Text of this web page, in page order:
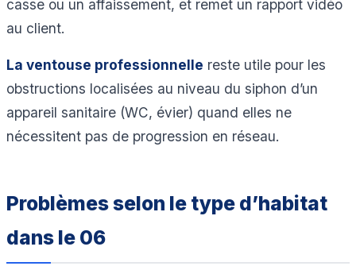
casse ou un affaissement, et remet un rapport vidéo
au client.
La ventouse professionnelle reste utile pour les
obstructions localisées au niveau du siphon d’un
appareil sanitaire (WC, évier) quand elles ne
nécessitent pas de progression en réseau.
Problèmes selon le type d’habitat
dans le 06